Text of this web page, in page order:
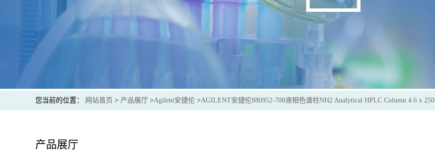
您当前的位置： 网站首页 > 产品展厅 >Agilent安捷伦 >AGILENT安捷伦880952-708液相色谱柱NH2 Analytical HPLC Column 4.6 x 250
产品展厅